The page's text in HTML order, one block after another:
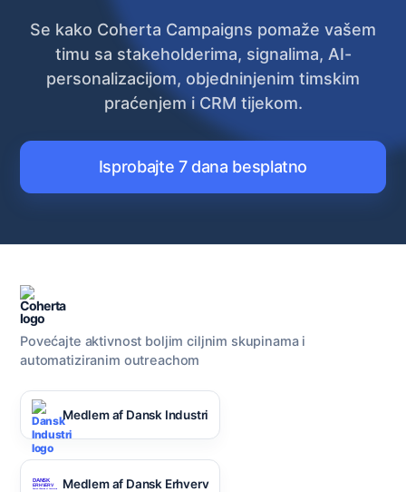
Se kako Coherta Campaigns pomaže vašem
timu sa stakeholderima, signalima, AI-
personalizacijom, objedninjenim timskim
praćenjem i CRM tijekom.
Isprobajte 7 dana besplatno
Povećajte aktivnost boljim ciljnim skupinama i
automatiziranim outreachom
Medlem af Dansk Industri
Medlem af Dansk Erhverv